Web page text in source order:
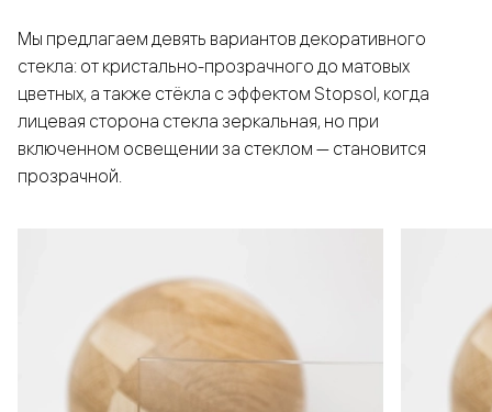
Мы предлагаем девять вариантов декоративного
стекла: от кристально-прозрачного до матовых
цветных, а также стёкла с эффектом Stopsol, когда
лицевая сторона стекла зеркальная, но при
включенном освещении за стеклом — становится
прозрачной.